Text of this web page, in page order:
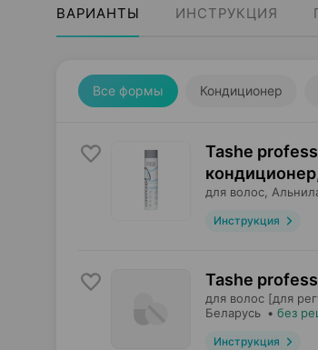
ВАРИАНТЫ ИНСТРУКЦИЯ
Все формы Кондиционер
Tashe
кондиционер
для волос,
Инструкция
Tashe
для волос [для
Беларусь • без
Инструкция